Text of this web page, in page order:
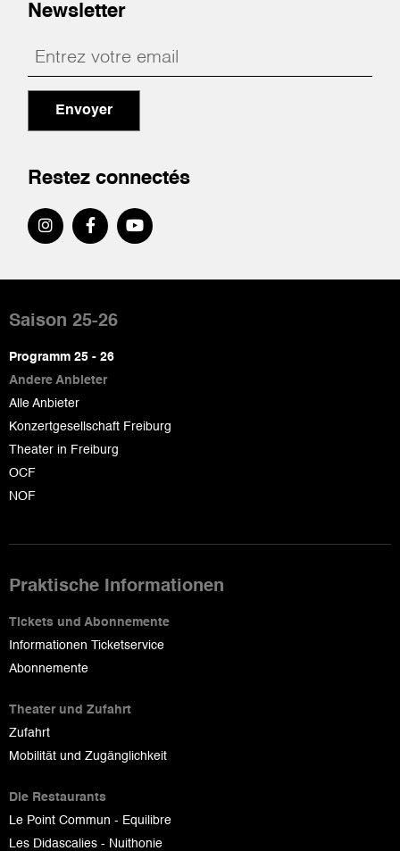
Newsletter
Envoyer
Restez connectés
de
page
Saison 25-26
Programm 25 - 26
Andere Anbieter
Alle Anbieter
Konzertgesellschaft Freiburg
Theater in Freiburg
OCF
NOF
Praktische Informationen
Tickets und Abonnemente
Informationen Ticketservice
Abonnemente
Theater und Zufahrt
Zufahrt
Mobilität und Zugänglichkeit
Die Restaurants
Le Point Commun - Equilibre
Les Didascalies - Nuithonie